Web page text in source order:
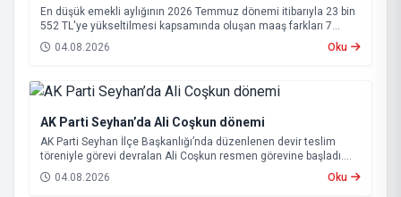
En düşük emekli aylığının 2026 Temmuz dönemi itibarıyla 23 bin
552 TL'ye yükseltilmesi kapsamında oluşan maaş farkları 7
Ağustos 2026 tarihinde hesaplara yatırılacak.
04.08.2026 Oku
AK Parti Seyhan’da Ali Coşkun dönemi
AK Parti Seyhan İlçe Başkanlığı’nda düzenlenen devir teslim
töreniyle görevi devralan Ali Coşkun resmen görevine başladı.
Hizmet vurgusu yapan Coşkun, “AK Partili olmak, bu ülkenin her
metrekaresine sevdalı olmaktır” dedi.
04.08.2026 Oku